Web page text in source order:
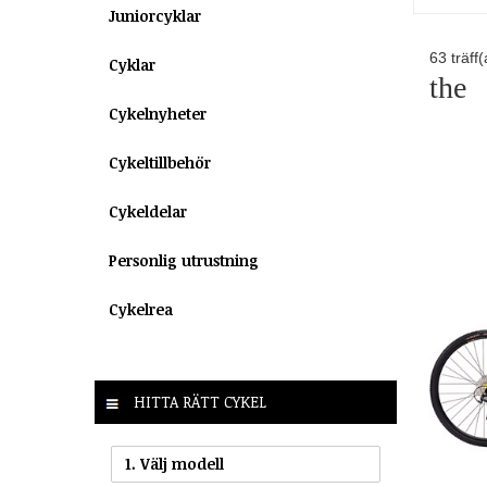
Juniorcyklar
Cyklar
Cykelnyheter
Cykeltillbehör
Cykeldelar
Personlig utrustning
Cykelrea
HITTA RÄTT CYKEL
1. Välj modell
63
the